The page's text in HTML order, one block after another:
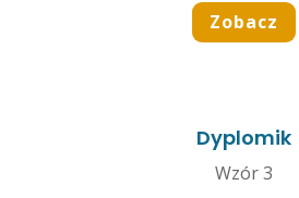
Zobacz
Dyplomik
Wzór 3